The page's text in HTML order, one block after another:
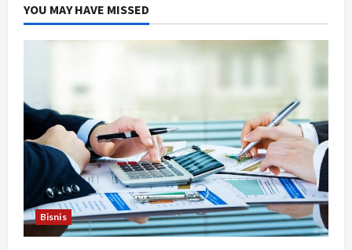
YOU MAY HAVE MISSED
Bisnis